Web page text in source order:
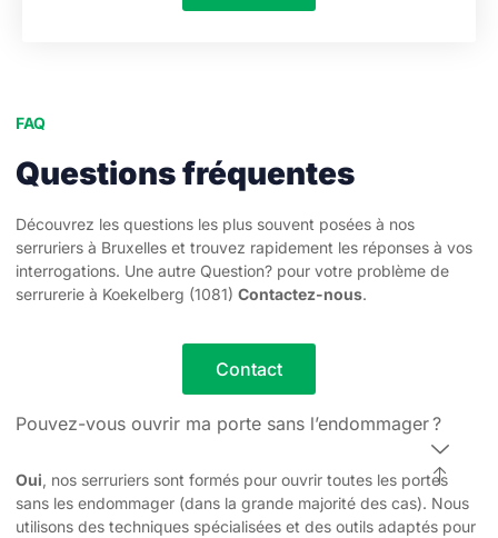
FAQ
Questions fréquentes
Découvrez les questions les plus souvent posées à nos
serruriers à Bruxelles et trouvez rapidement les réponses à vos
interrogations. Une autre Question? pour votre problème de
serrurerie à Koekelberg (1081) Contactez-nous.
Contact
Pouvez-vous ouvrir ma porte sans l’endommager ?
Oui, nos serruriers sont formés pour ouvrir toutes les portes
sans les endommager (dans la grande majorité des cas). Nous
utilisons des techniques spécialisées et des outils adaptés pour